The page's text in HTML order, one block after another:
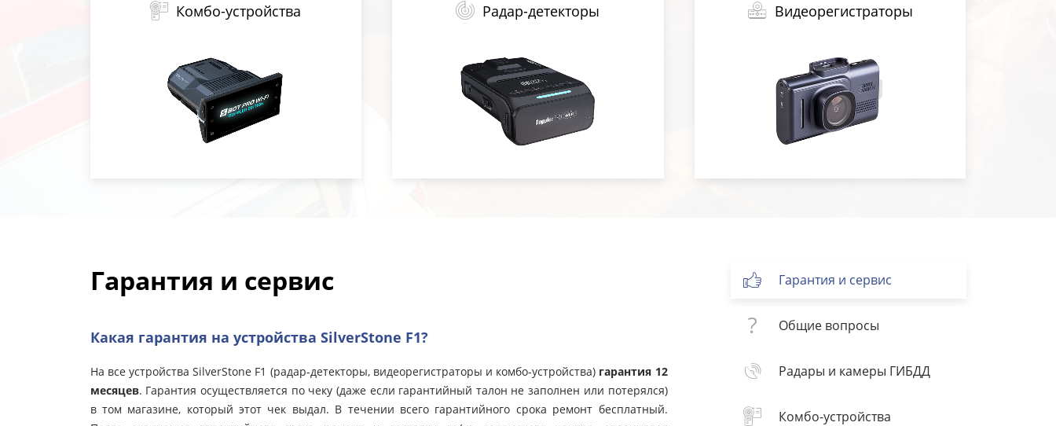
Комбо-устройства Радар-детекторы Видеорегистраторы
Гарантия и сервис
Какая гарантия на устройства SilverStone F1?
На все устройства SilverStone F1 (радар-детекторы, видеорегистраторы и комбо-устройства) гарантия 12
месяцев. Гарантия осуществляется по чеку (даже если гарантийный талон не заполнен или потерялся)
в том магазине, который этот чек выдал. В течении всего гарантийного срока ремонт бесплатный.
Гарантия и сервис
Общие вопросы
Радары и камеры ГИБДД
Комбо-устройства